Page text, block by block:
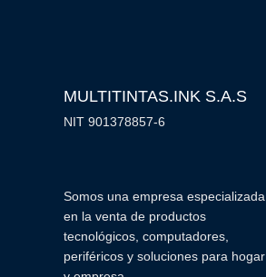
MULTITINTAS.INK S.A.S
NIT 901378857-6
Somos una empresa especializada
en la venta de productos
tecnológicos, computadores,
periféricos y soluciones para hogar